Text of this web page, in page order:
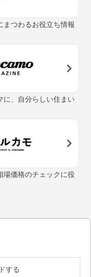
まつわるお役立ち情報
に、自分らしい住まい
場価格のチェックに役
する